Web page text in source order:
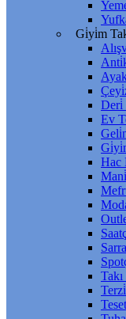
Gi̇yi̇m
Deri̇
Ev
Hac
Terzi̇